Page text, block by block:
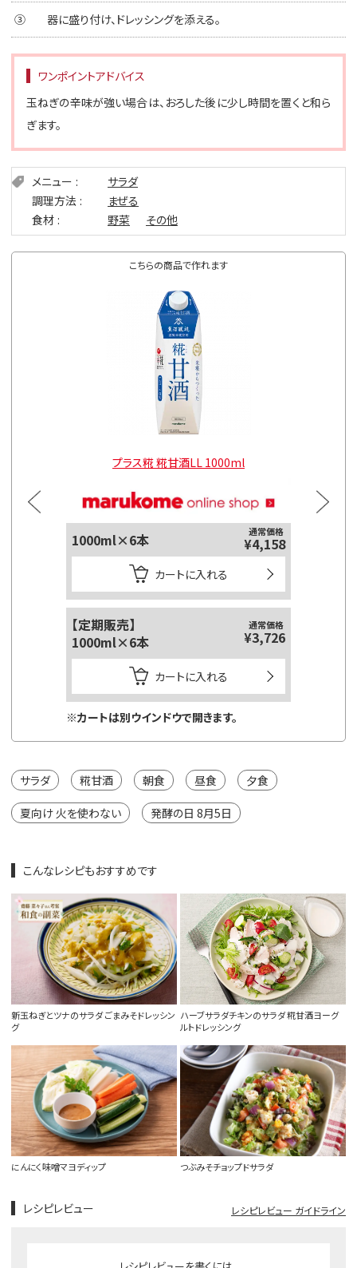
③ 器に盛り付け、ドレッシングを添える。
ワンポイントアドバイス
玉ねぎの辛味が強い場合は、おろした後に少し時間を置くと和ら
ぎます。
メニュー
サラダ
調理方法
まぜる
食材
野菜 その他
こちらの商品で作れます
プラス糀 糀甘酒LL 1000ml
1000ml×6本 通常価格
¥4,158
カートに入れる
【定期販売】
1000ml×6本
通常価格
¥3,726
カートに入れる
※カートは別ウインドウで開きます。
サラダ 糀甘酒 朝食 昼食 夕食
夏向け 火を使わない 発酵の日 8月5日
こんなレシピもおすすめです
新玉ねぎとツナのサラダ ごまみそドレッシン
グ
ハーブサラダチキンのサラダ 糀甘酒ヨーグ
ルトドレッシング
にんにく味噌マヨディップ つぶみそチョップドサラダ
レシピレビュー レシピレビュー ガイドライン